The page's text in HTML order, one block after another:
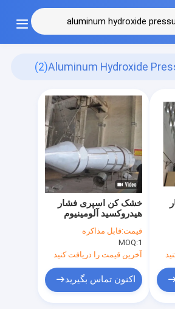
Aluminum Hydroxide
(2)
خشک کن اسپری فشار
هیدروکسید آلومینیوم
کلسیم کلرید خشک کن
قیمت:قابل مذاکره
MOQ:1
آخرین قیمت را دریافت کنید
اکنون تماس بگیرید